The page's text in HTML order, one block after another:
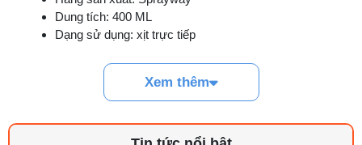
Dung tích: 400 ML
Dạng sử dụng: xịt trực tiếp
Xem thêm
bỏ mũi
Linh kiện máy cắt vải phổ biến và dấu hiệu